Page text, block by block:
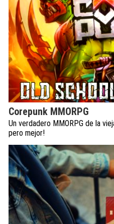
Corepunk MMORPG
Un verdadero MMORPG de la
pero mejor!